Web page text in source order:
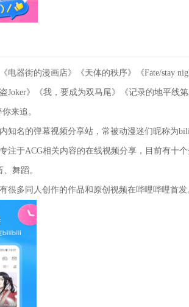
电器街的漫画店》《天体的秩序》《Fate/stay
Joker》《我，要成为双马尾》《记录的地平线
来追。
知名的弹幕视频分享站，常被动漫迷们昵称为
注于ACG相关内容的在线视频分享，目前有十
舞蹈。
很多同人创作的作品和原创视频在哔哩哔哩首发